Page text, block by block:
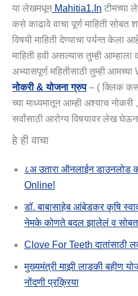
या लेखमधूनMahitia1.in टीमच्या
कसे काढावे वाचा पूर्ण माहिती
विषयी माहिती देण्याचा पर्यन्त केला
माहिती हवी असल्यास तुम्ही
अभ्यासपूर्ण महितीसाठी तुम्ही
नोकरी & योजना ग्रुप– ( क्लिक
च्या माध्यमातून आम्ही अश्याच
सर्वांसाठी आरोग्य विषयावर लेख
हे ही वाचा
८अ उतारा ऑनलाईन डाउनलोड
Online!
डॉ. बाबासाहेब आंबेडकर कृषि
नेमके कोणते बदल झालेलं व
Clove For Teeth दातांसाठी
मुख्यमंत्री माझी लाडकी बहीण
नोंदणी प्रक्रिया